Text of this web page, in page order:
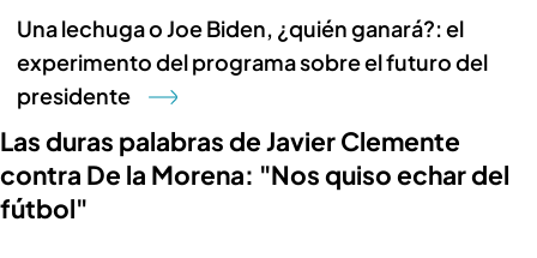
Una lechuga o Joe Biden, ¿quién ganará?: el
experimento del programa sobre el futuro del
presidente
Las duras palabras de Javier Clemente
contra De la Morena: "Nos quiso echar del
fútbol"